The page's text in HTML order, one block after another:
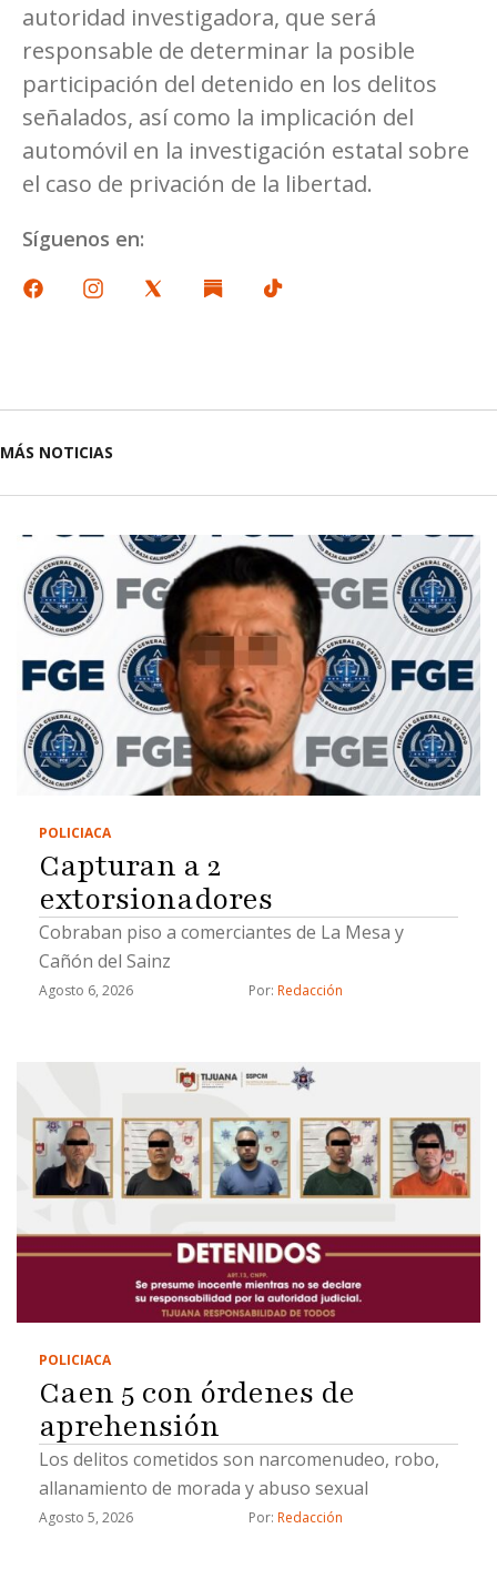
autoridad investigadora, que será
responsable de determinar la posible
participación del detenido en los delitos
señalados, así como la implicación del
automóvil en la investigación estatal sobre
el caso de privación de la libertad.
Síguenos en:
MÁS NOTICIAS
POLICIACA
Capturan a 2
extorsionadores
Cobraban piso a comerciantes de La Mesa y
Cañón del Sainz
Agosto 6, 2026 Por: Redacción
POLICIACA
Caen 5 con órdenes de
aprehensión
Los delitos cometidos son narcomenudeo, robo,
allanamiento de morada y abuso sexual
Agosto 5, 2026 Por: Redacción